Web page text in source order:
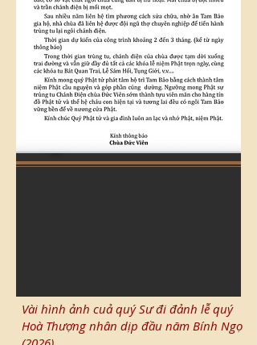
Vài hình ảnh cuả quý Sư đi đảnh lễ quý
Hoà Thượng nhân dịp đầu năm Bính Ngọ